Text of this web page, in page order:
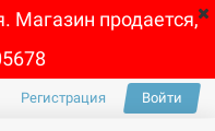
Магазин продается,
Регистрация Войти